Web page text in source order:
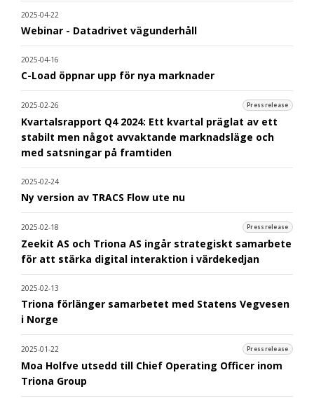
2025-04-22
Webinar - Datadrivet vägunderhåll
2025-04-16
C-Load öppnar upp för nya marknader
2025-02-26 Pressrelease
Kvartalsrapport Q4 2024: Ett kvartal präglat av ett
stabilt men något avvaktande marknadsläge och
med satsningar på framtiden
2025-02-24
Ny version av TRACS Flow ute nu
2025-02-18 Pressrelease
Zeekit AS och Triona AS ingår strategiskt samarbete
för att stärka digital interaktion i värdekedjan
2025-02-13
Triona förlänger samarbetet med Statens Vegvesen
i Norge
2025-01-22 Pressrelease
Moa Holfve utsedd till Chief Operating Officer inom
Triona Group